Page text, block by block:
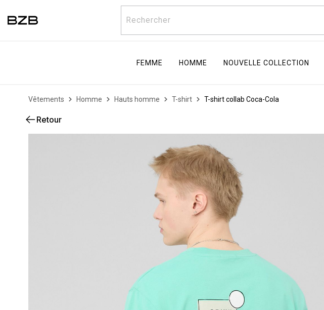
Rechercher
FEMME HOMME NOUVELLE COLLECTION
Vêtements Homme Hauts homme T-shirt T-shirt collab Coca-Cola
Retour